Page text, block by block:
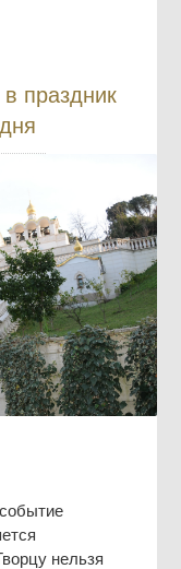
праздник
нельзя